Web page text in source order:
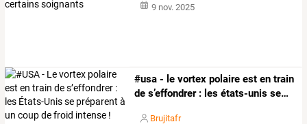
9 nov. 2025
#usa - le vortex polaire est en train
de s’effondrer: les états-unis se…
Brujitafr